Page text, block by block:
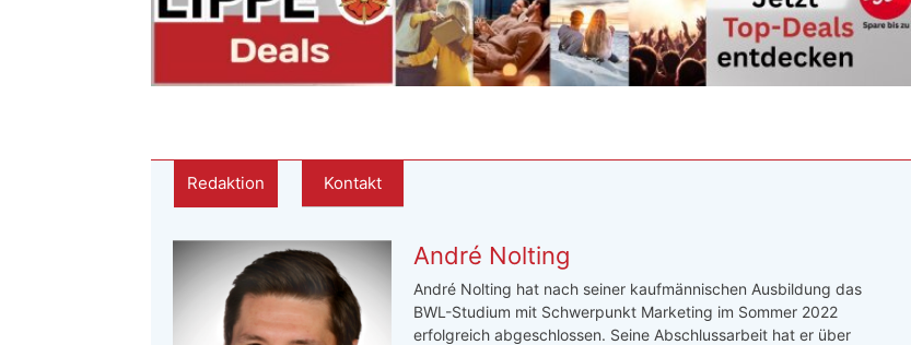
Redaktion Kontakt
André Nolting
André Nolting hat nach seiner kaufmännischen Ausbildung das
BWL-Studium mit Schwerpunkt Marketing im Sommer 2022
erfolgreich abgeschlossen. Seine Abschlussarbeit hat er über